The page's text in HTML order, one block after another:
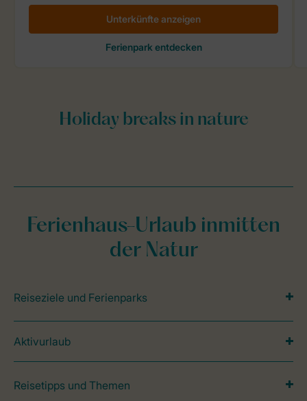
Ferienhaus-Urlaub inmitten
der Natur
Reiseziele und Ferienparks
Aktivurlaub
Reisetipps und Themen